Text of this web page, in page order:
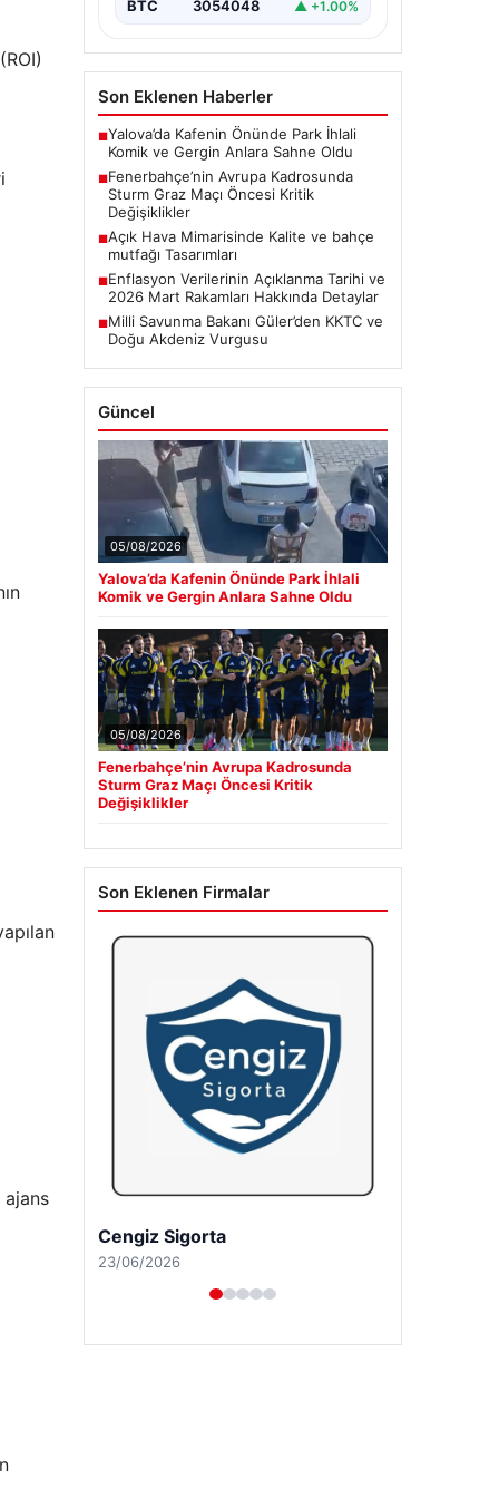
ajans
BTC 3054048 ▲ +1.00%
Son Eklenen Haberler
■Yalova’da Kafenin Önünde Park İhlali
Komik ve Gergin Anlara Sahne Oldu
■Fenerbahçe’nin Avrupa Kadrosunda
Sturm Graz Maçı Öncesi Kritik
Değişiklikler
■Açık Hava Mimarisinde Kalite ve bahçe
mutfağı Tasarımları
■Enflasyon Verilerinin Açıklanma Tarihi ve
2026 Mart Rakamları Hakkında Detaylar
■Milli Savunma Bakanı Güler’den KKTC ve
Doğu Akdeniz Vurgusu
Güncel
05/08/2026
Yalova’da Kafenin Önünde Park İhlali
Komik ve Gergin Anlara Sahne Oldu
05/08/2026
Fenerbahçe’nin Avrupa Kadrosunda
Sturm Graz Maçı Öncesi Kritik
Değişiklikler
Son Eklenen Firmalar
Hastaş Beton
26/05/2026